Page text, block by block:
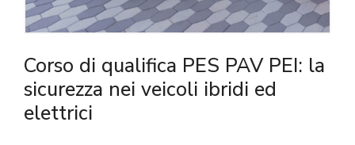
Corso di qualifica PES PAV PEI: la
sicurezza nei veicoli ibridi ed
elettrici